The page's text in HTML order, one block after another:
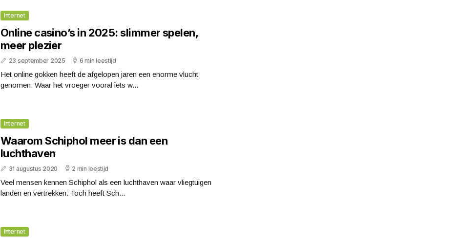
Internet
Online casino’s in 2025: slimmer spelen,
meer plezier
23 september 2025 6 min leestijd
Het online gokken heeft de afgelopen jaren een enorme vlucht
genomen. Waar het vroeger vooral iets w...
Internet
Waarom Schiphol meer is dan een
luchthaven
31 augustus 2020 2 min leestijd
Veel mensen kennen Schiphol als een luchthaven waar vliegtuigen
landen en vertrekken. Toch heeft Sch...
Internet